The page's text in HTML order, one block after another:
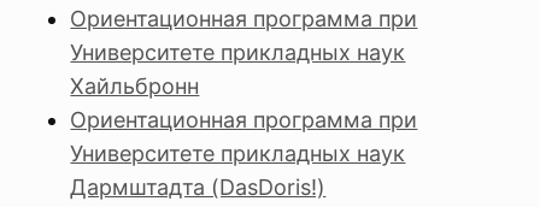
Ориентационная программа при
Университете прикладных наук
Хайльбронн
Ориентационная программа при
Университете прикладных наук
Дармштадта (DasDoris!)